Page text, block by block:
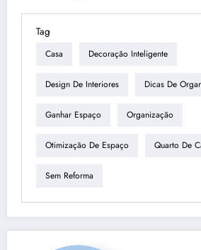
Tag
Casa Decoração Inteligente
Design De Interiores Dicas De
Ganhar Espaço Organização
Otimização De Espaço Quarto De
Sem Reforma